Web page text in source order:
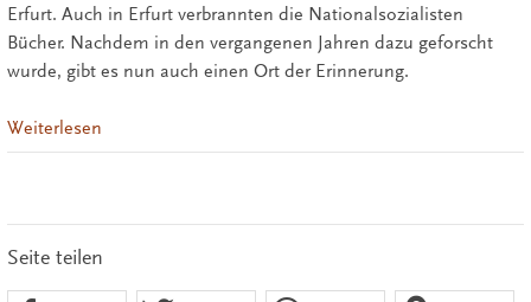
Erfurt. Auch in Erfurt verbrannten die Nationalsozialisten
Bücher. Nachdem in den vergangenen Jahren dazu geforscht
wurde, gibt es nun auch einen Ort der Erinnerung.
Weiterlesen
Seite teilen